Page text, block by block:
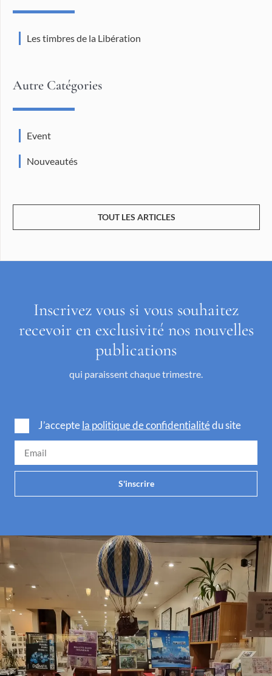
Les timbres de la Libération
Autre Catégories
Event
Nouveautés
TOUT LES ARTICLES
Inscrivez vous si vous souhaitez
recevoir en exclusivité nos nouvelles
publications
qui paraissent chaque trimestre.
J’acceptela politique de confidentialitédu site
S'inscrire